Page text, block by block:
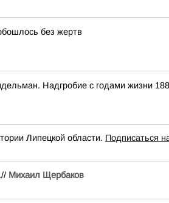
без жертв
Надгробие с годами жизни
Липецкой области. Подписаться
Михаил Щербаков